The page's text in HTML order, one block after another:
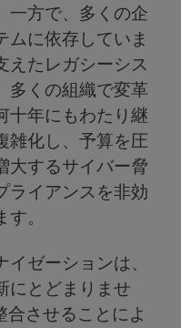
一方で、多くの企
ムに依存していま
えたレガシーシス
多くの組織で変革
十年にもわたり継
雑化し、予算を圧
大するサイバー脅
ライアンスを非効
。
ゼーションは、
にとどまりませ
合させることによ